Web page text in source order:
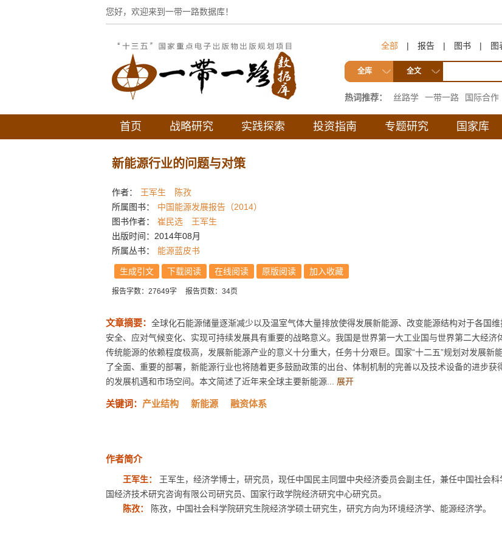
您好，欢迎来到一带一路数据库！
全部 | 报告 | 图书 | 图
全库 全文
热词推荐： 丝路学 一带一路 国际合作
互联互通
首页 战略研究 实践探索 投资指南 专题研究 国家库
新能源行业的问题与对策
作者： 王军生
陈孜
所属图书：
中国能源发展报告（2014）
图书作者：
崔民选
王军生
出版时间：2014年08月
所属丛书：
能源蓝皮书
生成引文 下载阅读 在线阅读 原版阅读 加入收藏
报告字数：27649字 报告页数：34页
文章摘要： 全球化石能源储量逐渐减少以及温室气体大量排放使得发展新能源、改变能源结构对于各国
安全、应对气候变化、实现可持续发展具有重要的战略意义。我国是世界第一大工业国与世界第二大经济
传统能源的依赖程度极高，发展新能源产业的意义十分重大，任务十分艰巨。国家“十二五”规划对发展新
了全面、重要的部署，新能源行业也将随着更多鼓励政策的出台、体制机制的完善以及技术设备的进步获
的发展机遇和市场空间。本文简述了近年来全球主要新能源... 展开
关键词： 产业结构 新能源 融资体系
作者简介
王军生：
王军生，经济学博士，研究员，现任中国民主同盟中央经济委员会副主任，兼任中国社会科
国经济技术研究咨询有限公司研究员、国家行政学院经济研究中心研究员。
陈孜：
陈孜，中国社会科学院研究生院经济学硕士研究生，研究方向为环境经济学、能源经济学。